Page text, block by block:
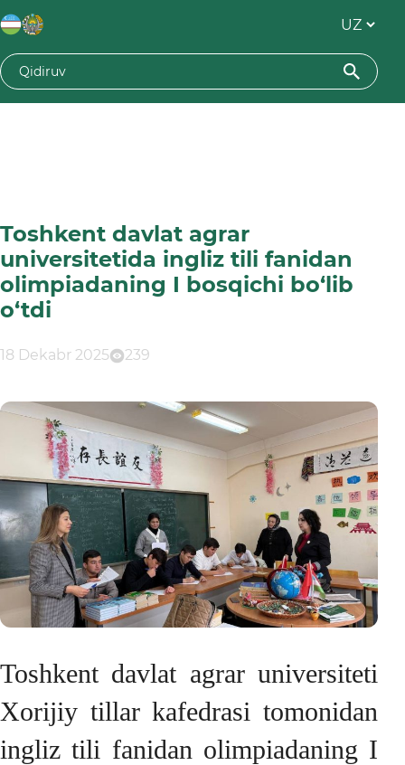
Toshkent davlat agrar
universitetida ingliz tili fanidan
olimpiadaning I bosqichi bo‘lib
o‘tdi
18 Dekabr 2025 239
Toshkent davlat agrar universiteti
Xorijiy tillar kafedrasi tomonidan
ingliz tili fanidan olimpiadaning I